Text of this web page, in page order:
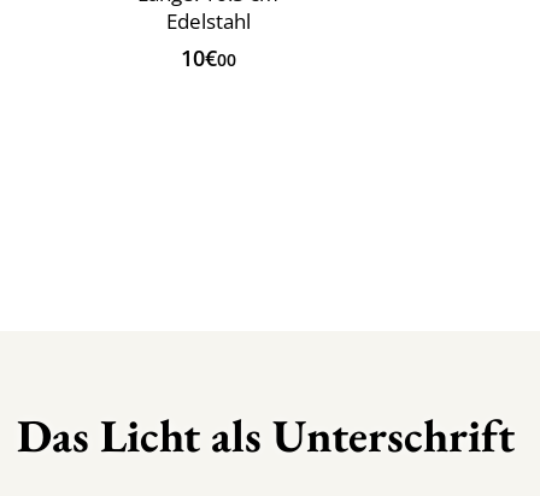
Edelstahl
10€00
Das Licht als Unterschrift